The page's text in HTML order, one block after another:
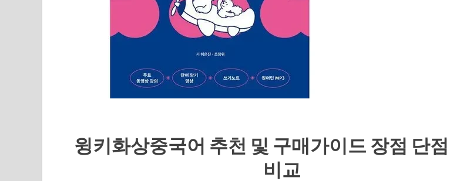
윙키화상중국어 추천 및 구매가이드 장점 단
비교